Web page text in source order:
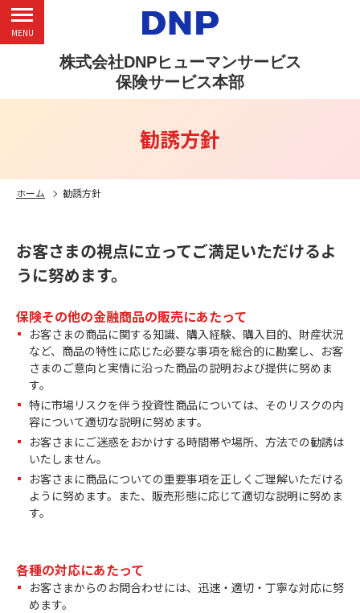
株式会社DNPヒューマンサービス
保険サービス本部
MENU
勧誘方針
ホーム 勧誘方針
お客さまの視点に立ってご満足いただけるよ
うに努めます。
保険その他の金融商品の販売にあたって
お客さまの商品に関する知識、購入経験、購入目的、財産状況
など、商品の特性に応じた必要な事項を総合的に勘案し、お客
さまのご意向と実情に沿った商品の説明および提供に努めま
す。
特に市場リスクを伴う投資性商品については、そのリスクの内
容について適切な説明に努めます。
お客さまにご迷惑をおかけする時間帯や場所、方法での勧誘は
いたしません。
お客さまに商品についての重要事項を正しくご理解いただける
ように努めます。また、販売形態に応じて適切な説明に努めま
す。
各種の対応にあたって
お客さまからのお問合わせには、迅速・適切・丁寧な対応に努
めます。